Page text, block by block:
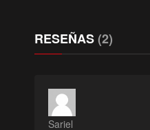
Episodio 14
RESEÑAS(2)
Sariel